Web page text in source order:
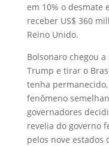
em 10% o desmate
receber US$ 360
Reino Unido.
Bolsonaro chegou
Trump e tirar o
tenha
fenômeno
governadores
revelia do governo
pelos nove estados